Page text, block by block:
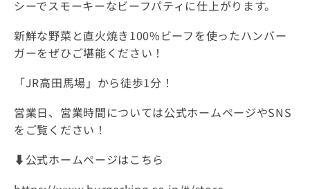
シーでスモーキーなビーフパティに仕上がります。
新鮮な野菜と直火焼き100%ビーフを使ったハンバー
ガーをぜひご堪能ください！
「JR高田馬場」から徒歩1分！
営業日、営業時間については公式ホームページやSNS
をご覧ください！
⬇️公式ホームページはこちら